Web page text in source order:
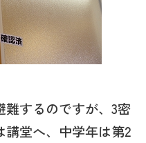
するのですが、3密
堂へ、中学年は第2